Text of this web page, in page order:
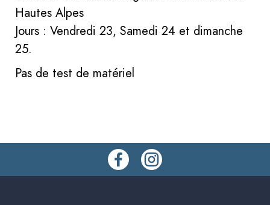
Hautes Alpes
Jours : Vendredi 23, Samedi 24 et dimanche
25.
Pas de test de matériel